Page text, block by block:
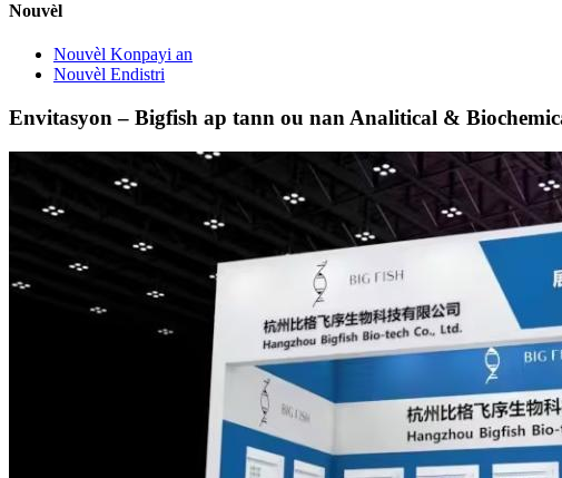
Nouvèl
Nouvèl Konpayi an
Nouvèl Endistri
Envitasyon – Bigfish ap tann ou nan Analitical &